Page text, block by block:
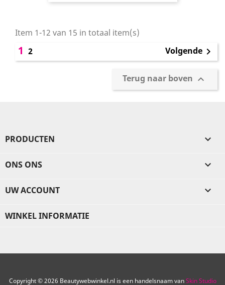
Item 1-12 van 15 in totaal item(s)
1 2 Volgende 
Terug naar boven 
PRODUCTEN 
ONS ONS 
UW ACCOUNT 
WINKEL INFORMATIE
Copyright © 2026 Beautywebwinkel.nl is een handelsnaam vanSkin Studio